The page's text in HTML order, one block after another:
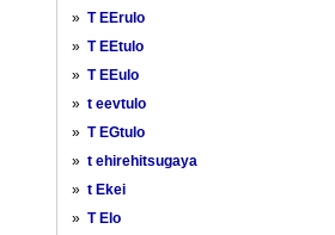
» T EErulo
» T EEtulo
» T EEulo
» t eevtulo
» T EGtulo
» t ehirehitsugaya
» t Ekei
» T Elo